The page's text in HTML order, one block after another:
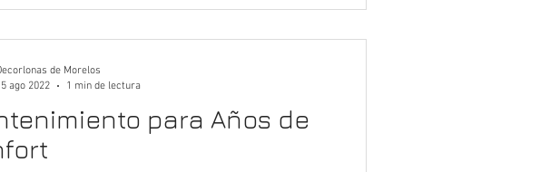
para Años de
de Morelos
ago 2022
1 min de lectura